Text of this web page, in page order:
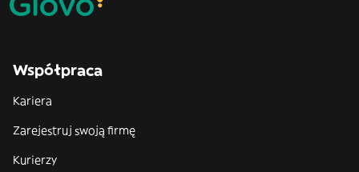
Współpraca
Kariera
Zarejestruj swoją firmę
Kurierzy